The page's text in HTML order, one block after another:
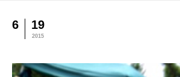
6 19
2015